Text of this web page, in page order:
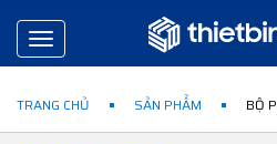
Toggle
navigation
TRANG CHỦ SẢN PHẨM BỘ